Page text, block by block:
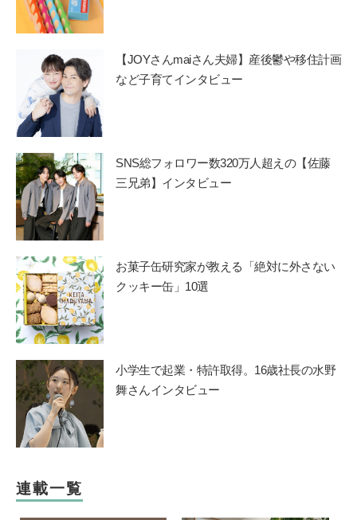
【JOYさんmaiさん夫婦】産後鬱や移住計画
など子育てインタビュー
SNS総フォロワー数320万人超えの【佐藤
三兄弟】インタビュー
お菓子缶研究家が教える「絶対に外さない
クッキー缶」10選
小学生で起業・特許取得。16歳社長の水野
舞さんインタビュー
連載一覧